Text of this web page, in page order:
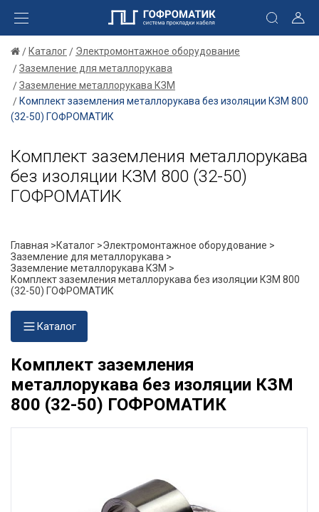
Каталог
Электромонтажное оборудование
Заземление для металлорукава
Заземление металлорукава КЗМ
Комплект заземления металлорукава без изоляции КЗМ 800
(32-50) ГОФРОМАТИК
Комплект заземления металлорукава
без изоляции КЗМ 800 (32-50)
ГОФРОМАТИК
Главная >Каталог >Электромонтажное оборудование >
Заземление для металлорукава >
Заземление металлорукава КЗМ >
Комплект заземления металлорукава без изоляции КЗМ 800
(32-50) ГОФРОМАТИК
Каталог
Комплект заземления
металлорукава без изоляции КЗМ
800 (32-50) ГОФРОМАТИК